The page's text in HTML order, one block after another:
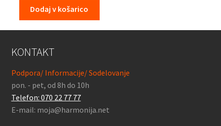
Dodaj v košarico
KONTAKT
Podpora/ Informacije/ Sodelovanje
pon. - pet, od 8h do 10h
Telefon: 070 22 77 77
E-mail: moja@harmonija.net